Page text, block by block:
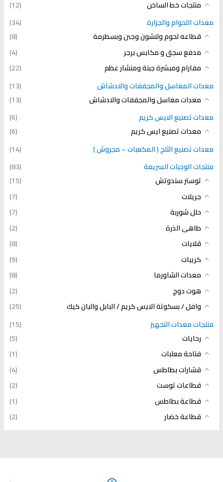
منتجات خط الساخن
(12)
معدات اللحوام والجزارة
(34)
قطاعه لحوم ولنشون وجبن وبسطرمة
(8)
مدفع سجق و مكابس برجر
(4)
مفارام ومبشرة جبنة ومنشار عظم
(22)
معدات المغاسل والمجففات والادشاش
(13)
معدات مغاسل والمجففات والادشاش
(13)
معدات تصنيع الايس كريم
(6)
معدات تصنيع ايس كريم
(6)
معدات تصنيع الثلج ( المكعبات – مجروش )
(14)
منتجات الوجبات السريعة
(83)
توستر سندوتش
(15)
جريلات
(7)
حلل شوربة
(7)
طاهى الذرة
(2)
قلايات
(8)
كريبات
(9)
معدات الشاورما
(8)
هوت دوج
(2)
وافل / بسكوتة الايس كريم / البابل والبان كيك
(25)
منتجات معدات التجهيز
(15)
رحايات
(5)
فتاحة معلبات
(1)
قشارات بطاطس
(4)
قطاعات توست
(2)
قطاعة بطاطس
(1)
قطاعة خضار
(2)